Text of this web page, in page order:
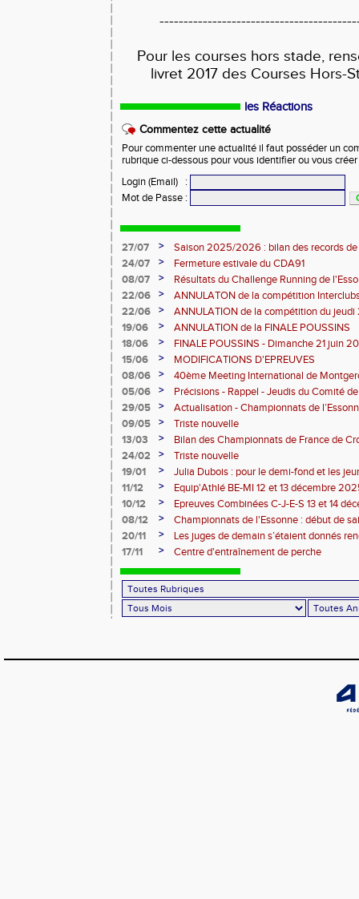
Pour les courses hors stade,
livret 2017 des Courses Hors-
les Réactions
Commentez cette actualité
Pour commenter une actualité il faut posséder un
rubrique ci-dessous pour vous identifier ou vous
Login (Email)
:
Mot de Passe :
27/07 >
Saison 2025/2026 : bilan des records de
24/07
>
Fermeture estivale du CDA91
08/07
>
Résultats du Challenge Running de
12 07 2026)
22/06 >
ANNULATON de la compétition
juin
22/06 >
ANNULATION de la compétition du jeudi
19/06
>
ANNULATION de la FINALE POUSSINS
18/06
>
FINALE POUSSINS - Dimanche 21 juin
15/06
>
MODIFICATIONS D'EPREUVES
08/06
>
40ème Meeting International de
05/06
>
Précisions - Rappel - Jeudis du Comité
29/05
>
Actualisation - Championnats de
Montgeron
09/05 >
Triste nouvelle
13/03
>
Bilan des Championnats de France de
24/02
>
Triste nouvelle
19/01
>
Julia Dubois : pour le demi-fond et les
11/12
>
Equip'Athlé BE-MI 12 et 13 décembre
10/12
>
Epreuves Combinées C-J-E-S 13 et 14
08/12
>
Championnats de l'Essonne : début de
roues
20/11 >
Les juges de demain s’étaient donnés
17/11
> Centre d'entraînement de perche